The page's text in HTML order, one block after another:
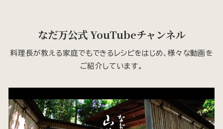
なだ万公式 YouTubeチャンネル
料理長が教える家庭でもできるレシピをはじめ、様々な動画を
ご紹介しています。